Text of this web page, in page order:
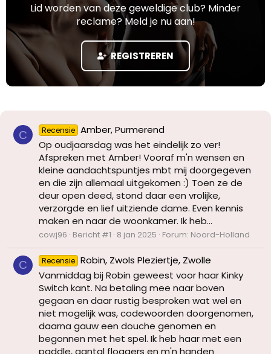
Lid worden van deze geweldige club? Minder
reclame? Meld je nu aan!
REGISTREREN
C Recensie Amber, Purmerend
Op oudjaarsdag was het eindelijk zo ver!
Afspreken met Amber! Vooraf m'n wensen en
kleine aandachtspuntjes mbt mij doorgegeven
en die zijn allemaal uitgekomen :) Toen ze de
deur open deed, stond daar een vrolijke,
verzorgde en lief uitziende dame. Even kennis
maken en naar de woonkamer. Ik heb...
cowj96 Bericht #1 8 jan 2025 Forum: Noord-Holland
C Recensie Robin, Zwols Pleziertje, Zwolle
Vanmiddag bij Robin geweest voor haar Kinky
Switch kant. Na betaling mee naar boven
gegaan en daar rustig besproken wat wel en
niet mogelijk was, codewoorden doorgenomen,
daarna gauw een douche genomen en
begonnen met het spel. Ik heb haar met een
paddle, aantal floggers en m'n handen